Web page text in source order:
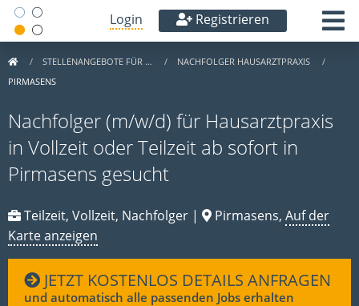
Login Registrieren
STELLENANGEBOTE FÜR …
NACHFOLGER HAUSARZTPRAXIS
PIRMASENS
Nachfolger (m/w/d) für Hausarztpraxis
in Vollzeit oder Teilzeit ab sofort in
Pirmasens gesucht
Teilzeit, Vollzeit, Nachfolger | Pirmasens, Auf der
Karte anzeigen
JETZT KOSTENLOS DETAILS ANFRAGEN
und automatisch alle passenden Jobs erhalten